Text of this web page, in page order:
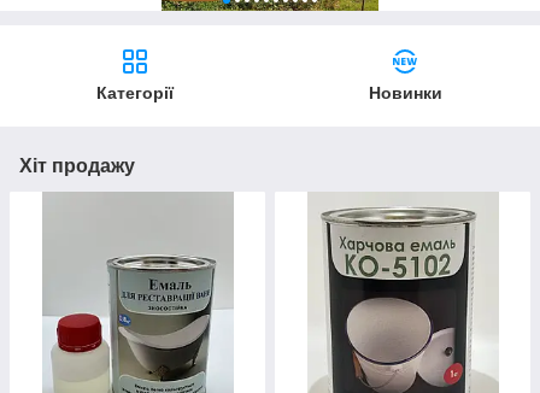
Категорії Новинки
Хіт продажу